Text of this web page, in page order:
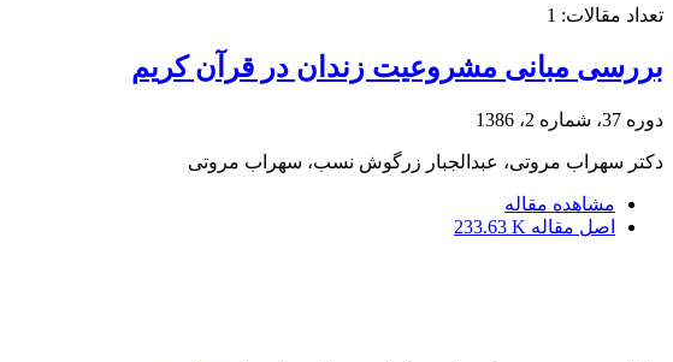
تعداد مقالات: 1
بررسی مبانی مشروعیت زندان در قرآن کریم
دوره 37، شماره 2، 1386
دکتر سهراب مروتی، عبدالجبار زرگوش نسب، سهراب مروتی
مشاهده مقاله
اصل مقاله 233.63 K